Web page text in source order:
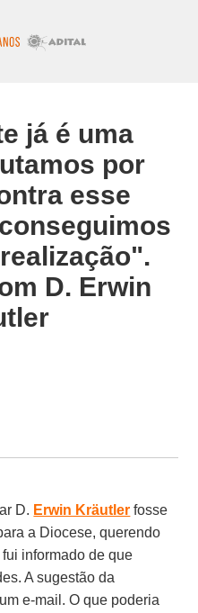
já é uma
por
esse
D. Erwin
D. Erwin Kräutler fosse
a Diocese, querendo
informado de que
A sugestão da
e-mail. O que poderia